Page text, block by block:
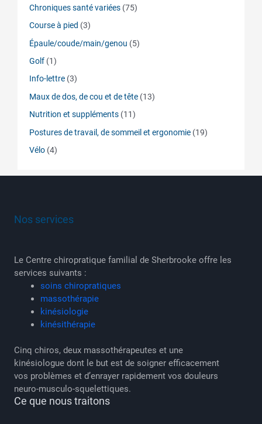
o
r
:
Chroniques santé variées (75)
Course à pied (3)
Épaule/coude/main/genou (5)
Golf (1)
Info-lettre (3)
Maux de dos, de cou et de tête (13)
Nutrition et suppléments (11)
Postures de travail, de sommeil et ergonomie (19)
Vélo (4)
Nos services
Le Centre chiropratique familial de Sherbrooke offre les
services suivants :
soins chiropratiques
massothérapie
kinésiologie
kinésithérapie
Cinq chiros, deux massothérapeutes et une
kinésiologue dont le but est de soigner efficacement
vos problèmes et d’enrayer rapidement vos douleurs
neuro-musculo-squelettiques.
Ce que nous traitons